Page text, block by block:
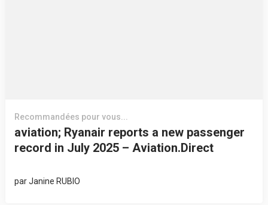
Recommandées pour vous...
aviation; Ryanair reports a new passenger
record in July 2025 – Aviation.Direct
parJanine RUBIO